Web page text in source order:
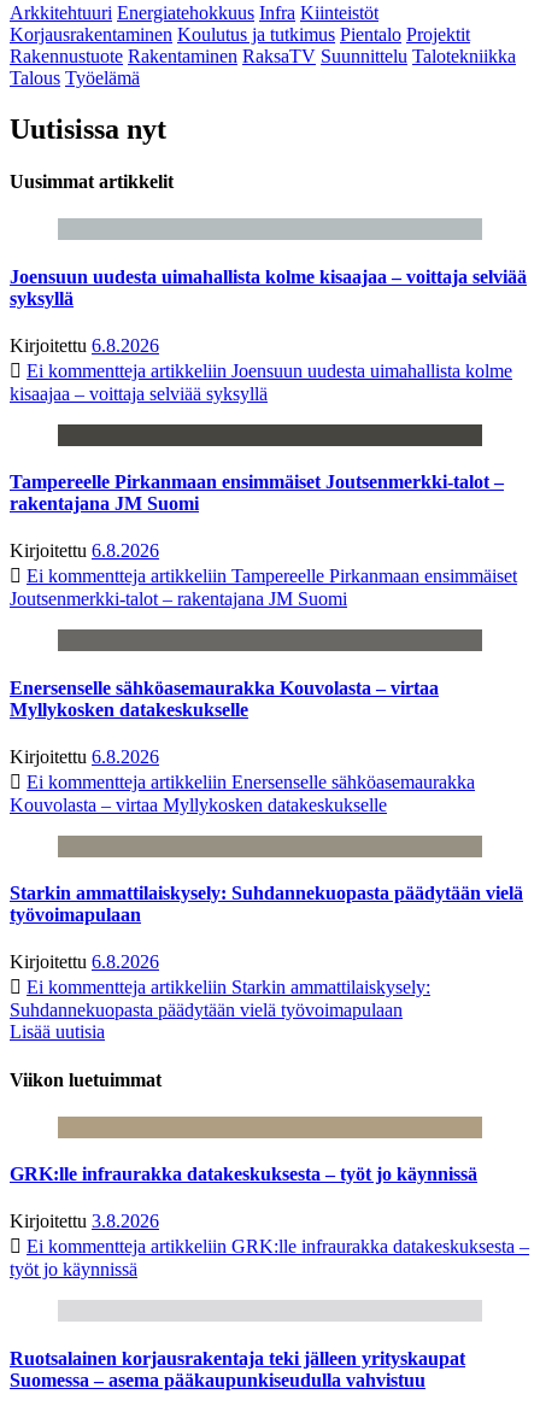
Arkkitehtuuri Energiatehokkuus Infra Kiinteistöt
Korjausrakentaminen Koulutus ja tutkimus Pientalo Projektit
Rakennustuote Rakentaminen RaksaTV Suunnittelu Talotekniikka
Talous Työelämä
Uutisissa nyt
Uusimmat artikkelit
Joensuun uudesta uimahallista kolme kisaajaa – voittaja selviää
syksyllä
Kirjoitettu 6.8.2026
Ei kommentteja artikkeliin Joensuun uudesta uimahallista kolme
kisaajaa – voittaja selviää syksyllä
Tampereelle Pirkanmaan ensimmäiset Joutsenmerkki-talot –
rakentajana JM Suomi
Kirjoitettu 6.8.2026
Ei kommentteja artikkeliin Tampereelle Pirkanmaan ensimmäiset
Joutsenmerkki-talot – rakentajana JM Suomi
Enersenselle sähköasemaurakka Kouvolasta – virtaa
Myllykosken datakeskukselle
Kirjoitettu 6.8.2026
Ei kommentteja artikkeliin Enersenselle sähköasemaurakka
Kouvolasta – virtaa Myllykosken datakeskukselle
Starkin ammattilaiskysely: Suhdannekuopasta päädytään vielä
työvoimapulaan
Kirjoitettu 6.8.2026
Ei kommentteja artikkeliin Starkin ammattilaiskysely:
Suhdannekuopasta päädytään vielä työvoimapulaan
Lisää uutisia
Viikon luetuimmat
GRK:lle infraurakka datakeskuksesta – työt jo käynnissä
Kirjoitettu 3.8.2026
Ei kommentteja artikkeliin GRK:lle infraurakka datakeskuksesta –
työt jo käynnissä
Ruotsalainen korjausrakentaja teki jälleen yrityskaupat
Suomessa – asema pääkaupunkiseudulla vahvistuu